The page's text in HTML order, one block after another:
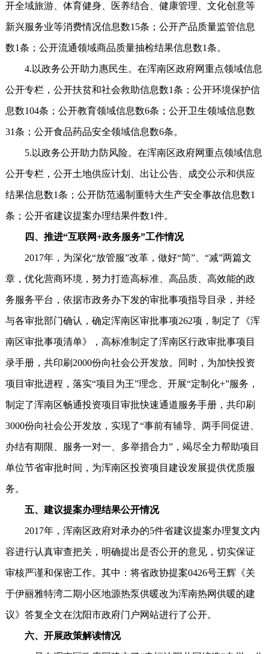
开全域旅游、体育健身、医养结合、健康管理、文化创意等
新兴服务业等消费情况信息数15条；公开产品质量监管信息
数1条；公开流通领域商品质量抽检结果信息数1条。
4.以政务公开助力惠民生。在浑南区政府网重点领域信息
公开专栏，公开扶贫和社会救助信息数1条；公开环境保护信
息数104条；公开教育领域信息数6条；公开卫生领域信息数
31条；公开食品药品安全领域信息数6条。
5.以政务公开助力防风险。在浑南区政府网重点领域信息
公开专栏，公开土地供应计划、出让公告、成交公示和供应
结果信息数1条；公开防范遏制重特大生产安全事故信息数1
条；公开省建议提案办理结果件数1件。
四、推进“互联网+政务服务”工作情况
2017年，为深化“放管服”改革，做好“简”、“减”两篇文
章，优化营商环境，努力打造高标准、高品质、高效能的政
务服务平台，依据市政务办下发的审批事项指导目录，并经
与各审批部门确认，确定浑南区审批事项262项，制定了《浑
南区审批事项清单》，高标准制定了浑南区行政审批事项目
录手册，共印刷2000份向社会公开发放。同时，为加快投资
项目审批进程，落实“项目为王”理念、开展“定制化+”服务，
制定了浑南区畅通投资项目审批快速通道服务手册，共印刷
3000份向社会公开发放，实现了“事前有辅导、两手同促进、
办结有期限、服务一对一、多举措合力”，竭尽全力帮助项目
单位节省审批时间，为浑南区投资项目建设发展提供优质服
务。
五、建议提案办理结果公开情况
2017年，浑南区政府对承办的5件省建议提案办理复文内
容进行认真审查把关，明确提出是否公开的意见，切实保证
审核严谨和保密工作。其中：将省政协提案0426号王辉《关
于伊丽雅特湾二期小区地源热泵供暖改为浑南热网供暖的建
议》答复全文在沈阳市政府门户网站进行了公开。
六、开展政策解读情况